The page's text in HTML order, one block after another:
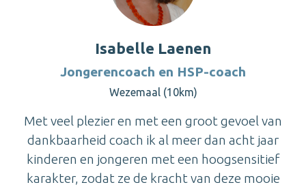
Isabelle Laenen
Jongerencoach en HSP-coach
Wezemaal (10km)
Met veel plezier en met een groot gevoel van
dankbaarheid coach ik al meer dan acht jaar
kinderen en jongeren met een hoogsensitief
karakter, zodat ze de kracht van deze mooie